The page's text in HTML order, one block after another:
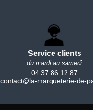
Service clients
du mardi au samedi
04 37 86 12 87
contact@la-marqueterie-de-